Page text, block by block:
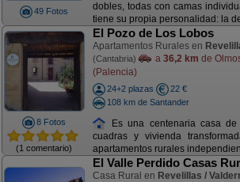
49 Fotos
dobles, todas con camas
tiene su propia personalidad: la
8 Fotos
(1 comentario)
El Pozo de Los Lobos
Apartamentos Rurales en
(Cantabria) a 36,2 km de
(Palencia)
24+2 plazas
22 €
108 km de Santander
Es una centenaria casa
cuadras y vivienda
apartamentos rurales
El Valle Perdido Casas
Casa Rural en Revelillas /